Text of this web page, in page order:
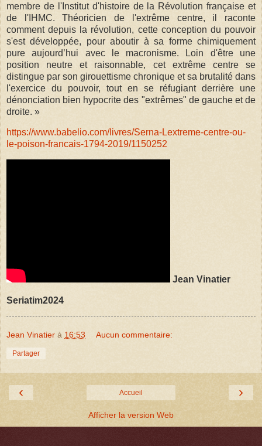
membre de l'Institut d'histoire de la Révolution française et
de l'IHMC. Théoricien de l'extrême centre, il raconte
comment depuis la révolution, cette conception du pouvoir
s'est développée, pour aboutir à sa forme chimiquement
pure aujourd’hui avec le macronisme. Loin d'être une
position neutre et raisonnable, cet extrême centre se
distingue par son girouettisme chronique et sa brutalité dans
l'exercice du pouvoir, tout en se réfugiant derrière une
dénonciation bien hypocrite des "extrêmes" de gauche et de
droite. »
https://www.babelio.com/livres/Serna-Lextreme-centre-ou-
le-poison-francais-1794-2019/1150252
Jean Vinatier
Seriatim2024
Jean Vinatier à 16:53 Aucun commentaire:
Partager
‹ ›
Accueil
Afficher la version Web